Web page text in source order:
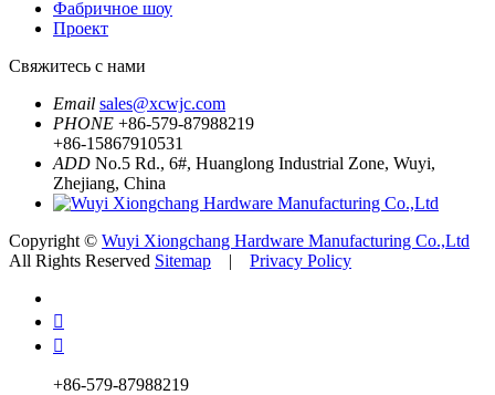
Фабричное шоу
Проект
Свяжитесь с нами
Email sales@xcwjc.com
PHONE +86-579-87988219
+86-15867910531
ADD No.5 Rd., 6#, Huanglong Industrial Zone, Wuyi,
Zhejiang, China
Copyright © Wuyi Xiongchang Hardware Manufacturing Co.,Ltd
All Rights Reserved Sitemap | Privacy Policy


+86-579-87988219